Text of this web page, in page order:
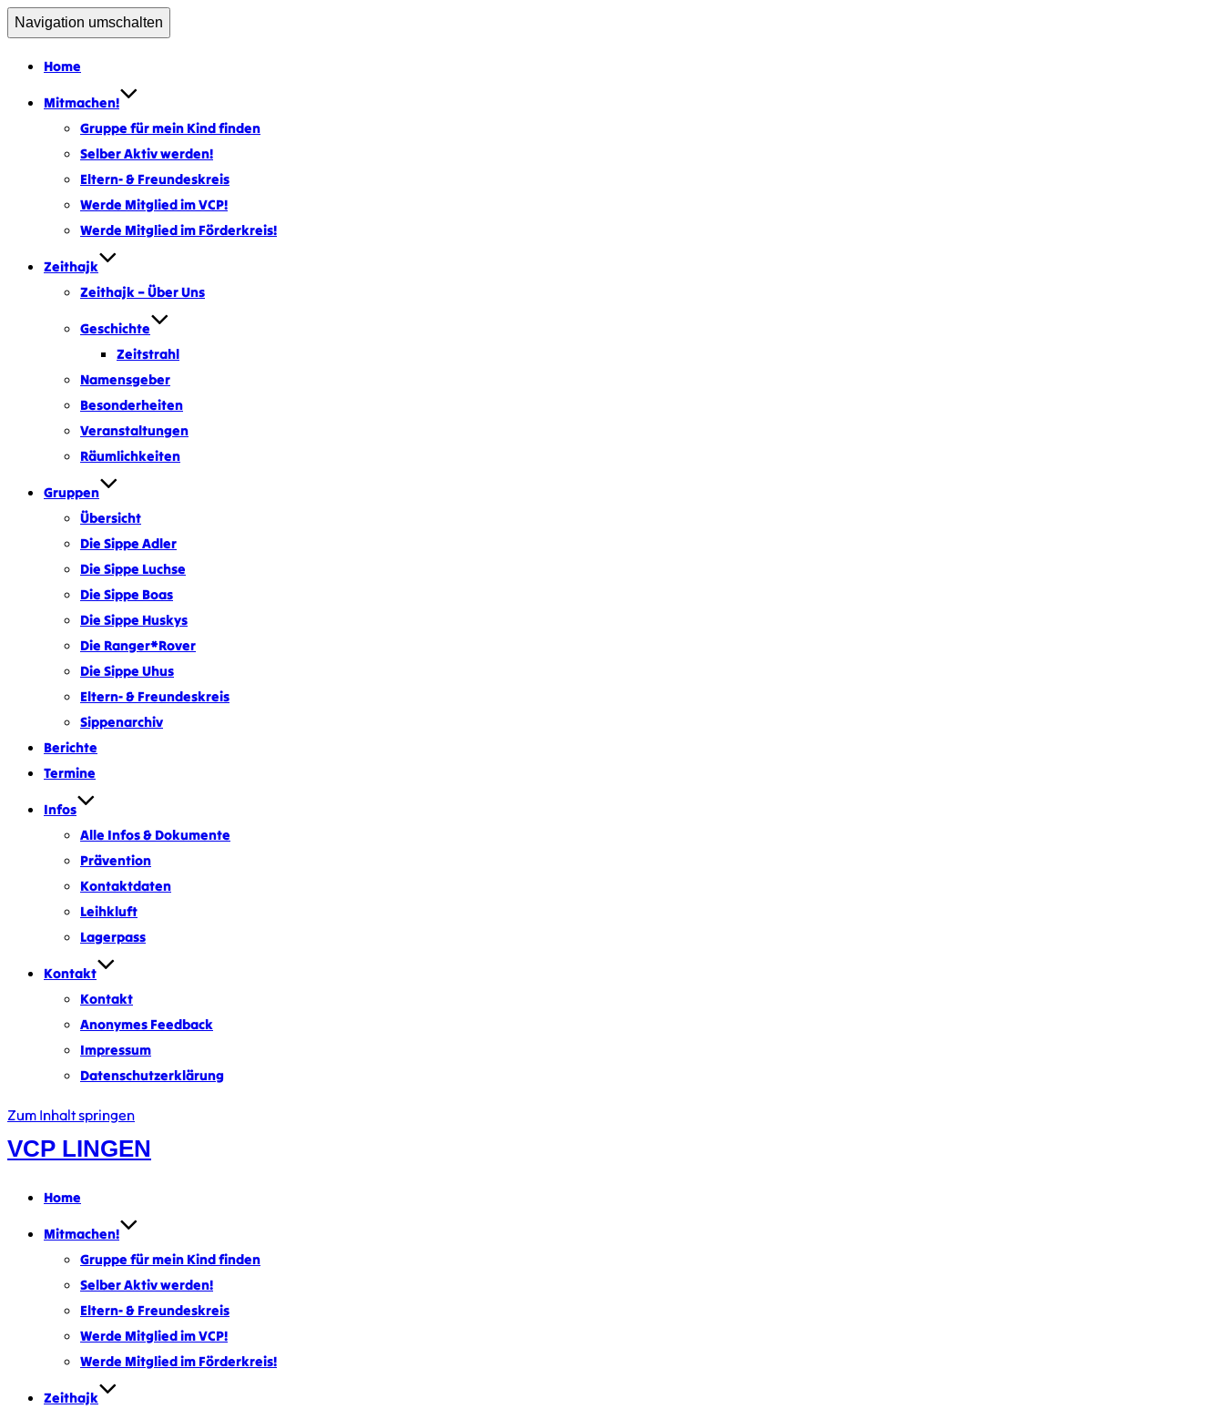
Navigation umschalten
Home
Mitmachen!
Gruppe für mein Kind finden
Selber Aktiv werden!
Eltern- & Freundeskreis
Werde Mitglied im VCP!
Werde Mitglied im Förderkreis!
Zeithajk
Zeithajk – Über Uns
Geschichte
Zeitstrahl
Namensgeber
Besonderheiten
Veranstaltungen
Räumlichkeiten
Gruppen
Übersicht
Die Sippe Adler
Die Sippe Luchse
Die Sippe Boas
Die Sippe Huskys
Die Ranger*Rover
Die Sippe Uhus
Eltern- & Freundeskreis
Sippenarchiv
Berichte
Termine
Infos
Alle Infos & Dokumente
Prävention
Kontaktdaten
Leihkluft
Lagerpass
Kontakt
Kontakt
Anonymes Feedback
Impressum
Datenschutzerklärung
Zum Inhalt springen
VCP LINGEN
Home
Mitmachen!
Gruppe für mein Kind finden
Selber Aktiv werden!
Eltern- & Freundeskreis
Werde Mitglied im VCP!
Werde Mitglied im Förderkreis!
Zeithajk